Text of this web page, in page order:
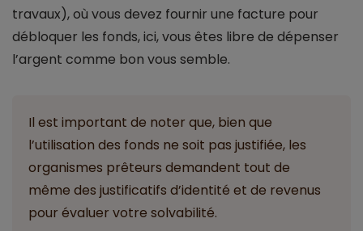
travaux), où vous devez fournir une facture pour
débloquer les fonds, ici, vous êtes libre de dépenser
l’argent comme bon vous semble.
Il est important de noter que, bien que
l’utilisation des fonds ne soit pas justifiée, les
organismes prêteurs demandent tout de
même des justificatifs d’identité et de revenus
pour évaluer votre solvabilité.